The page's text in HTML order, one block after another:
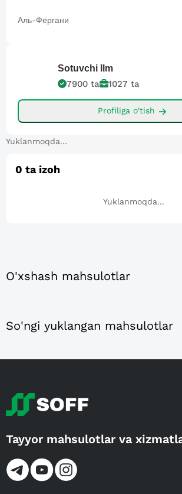
Аль-Фергани
Sotuvchi Ilm
7900 ta 1027 ta
Profiliga o'tish
Yuklanmoqda...
0 ta izoh
Yuklanmoqda...
O'xshash mahsulotlar
So'ngi yuklangan mahsulotlar
Tayyor mahsulotlar va